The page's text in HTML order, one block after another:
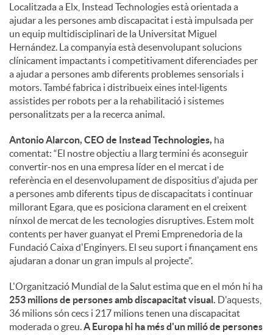
Localitzada a Elx, Instead Technologies està orientada a
ajudar a les persones amb discapacitat i està impulsada per
un equip multidisciplinari de la Universitat Miguel
Hernández. La companyia està desenvolupant solucions
clínicament impactants i competitivament diferenciades per
a ajudar a persones amb diferents problemes sensorials i
motors. També fabrica i distribueix eines intel·ligents
assistides per robots per a la rehabilitació i sistemes
personalitzats per a la recerca animal.
Antonio Alarcon, CEO de Instead Technologies, ha
comentat: “El nostre objectiu a llarg termini és aconseguir
convertir-nos en una empresa líder en el mercat i de
referència en el desenvolupament de dispositius d'ajuda per
a persones amb diferents tipus de discapacitats i continuar
millorant Egara, que es posiciona clarament en el creixent
nínxol de mercat de les tecnologies disruptives. Estem molt
contents per haver guanyat el Premi Emprenedoria de la
Fundació Caixa d'Enginyers. El seu suport i finançament ens
ajudaran a donar un gran impuls al projecte”.
L'Organització Mundial de la Salut estima que en el món hi ha
253 milions de persones amb discapacitat visual. D'aquests,
36 milions són cecs i 217 milions tenen una discapacitat
moderada o greu.A Europa hi ha més d'un milió de persones